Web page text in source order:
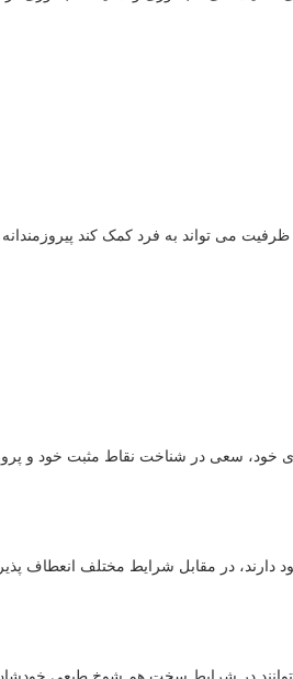
می تواند به فرد کمک کند
های خود، سعی در شناخت نقاط مثبت خود
دارند، در مقابل شرایط مختلف انعطاف